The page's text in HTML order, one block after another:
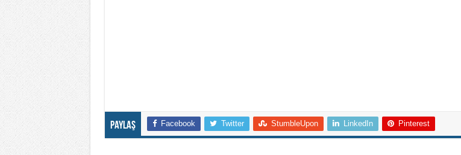
Paylaş Facebook Twitter StumbleUpon LinkedIn Pinterest